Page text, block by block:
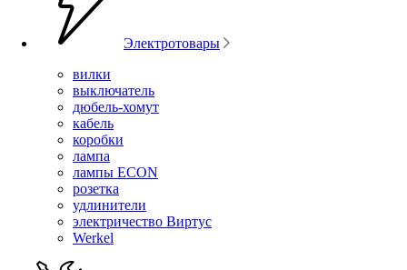
Электротовары
вилки
выключатель
дюбель-хомут
кабель
коробки
лампа
лампы ECON
розетка
удлинители
электричество Виртус
Werkel